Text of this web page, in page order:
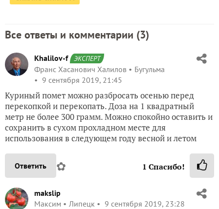
Все ответы и комментарии (3)
Khalilov-f ЭКСПЕРТ
Франс Хасанович Халилов
Бугульма
9 сентября 2019, 21:45
Куриный помет можно разбросать осенью перед
перекопкой и перекопать. Доза на 1 квадратный
метр не более 300 грамм. Можно спокойно оставить и
сохранить в сухом прохладном месте для
использования в следующем году весной и летом
Ответить ✿ 1 Спасибо!
makslip
Максим
Липецк 9 сентября 2019, 23:28